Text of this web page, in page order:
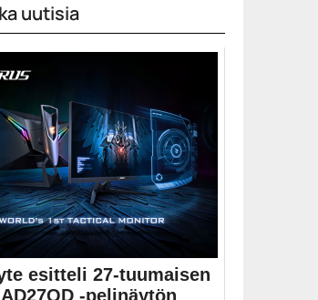
uutisia
esitteli 27-tuumaisen
-pelinäytön